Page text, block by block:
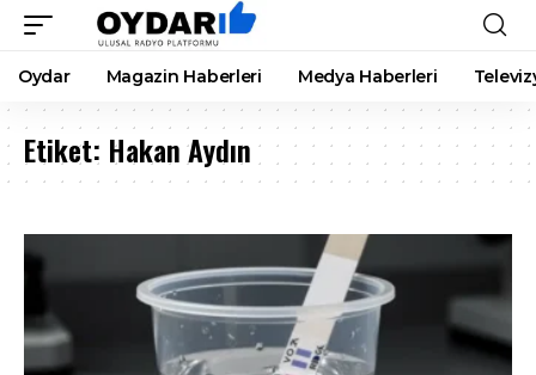
Oydar Magazin Haberleri Medya Haberleri
Etiket: Hakan Aydın